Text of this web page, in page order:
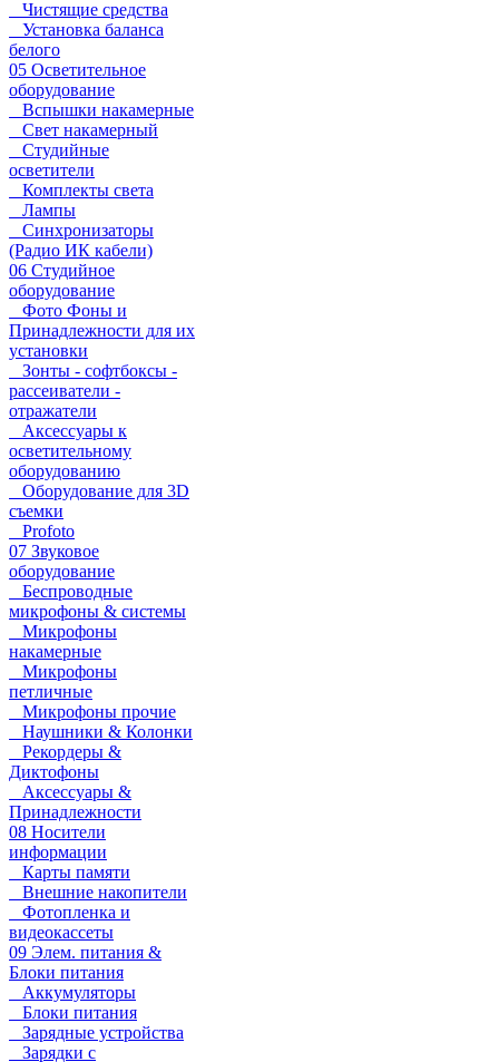
Чистящие средства
Установка баланса
белого
05 Осветительное
оборудование
Вспышки накамерные
Свет накамерный
Студийные
осветители
Комплекты света
Лампы
Синхронизаторы
(Радио ИК кабели)
06 Студийное
оборудование
Фото Фоны и
Принадлежности для их
установки
Зонты - софтбоксы -
рассеиватели -
отражатели
Аксессуары к
осветительному
оборудованию
Оборудование для 3D
съемки
Profoto
07 Звуковое
оборудование
Беспроводные
микрофоны & системы
Микрофоны
накамерные
Микрофоны
петличные
Микрофоны прочие
Наушники & Колонки
Рекордеры &
Диктофоны
Аксессуары &
Принадлежности
08 Носители
информации
Карты памяти
Внешние накопители
Фотопленка и
видеокассеты
09 Элем. питания &
Блоки питания
Аккумуляторы
Блоки питания
Зарядные устройства
Зарядки с